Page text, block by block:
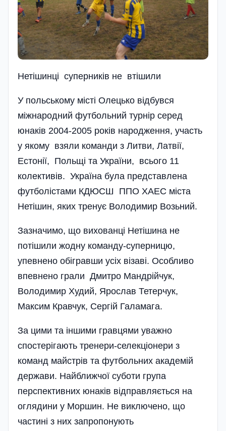
Нетішинці суперників не втішили
У польському місті Олецько відбувся
міжнародний футбольний турнір серед
юнаків 2004-2005 років народження, участь
у якому взяли команди з Литви, Латвії,
Естонії, Польщі та України, всього 11
колективів. Україна була представлена
футболістами КДЮСШ ППО ХАЕС міста
Нетішин, яких тренує Володимир Возьний.
Зазначимо, що вихованці Нетішина не
потішили жодну команду-суперницю,
упевнено обігравши усіх візаві. Особливо
впевнено грали Дмитро Мандрійчук,
Володимир Худий, Ярослав Тетерчук,
Максим Кравчук, Сергій Галамага.
За цими та іншими гравцями уважно
спостерігають тренери-селекціонери з
команд майстрів та футбольних академій
держави. Найближчої суботи група
перспективних юнаків відправляється на
оглядини у Моршин. Не виключено, що
частині з них запропонують